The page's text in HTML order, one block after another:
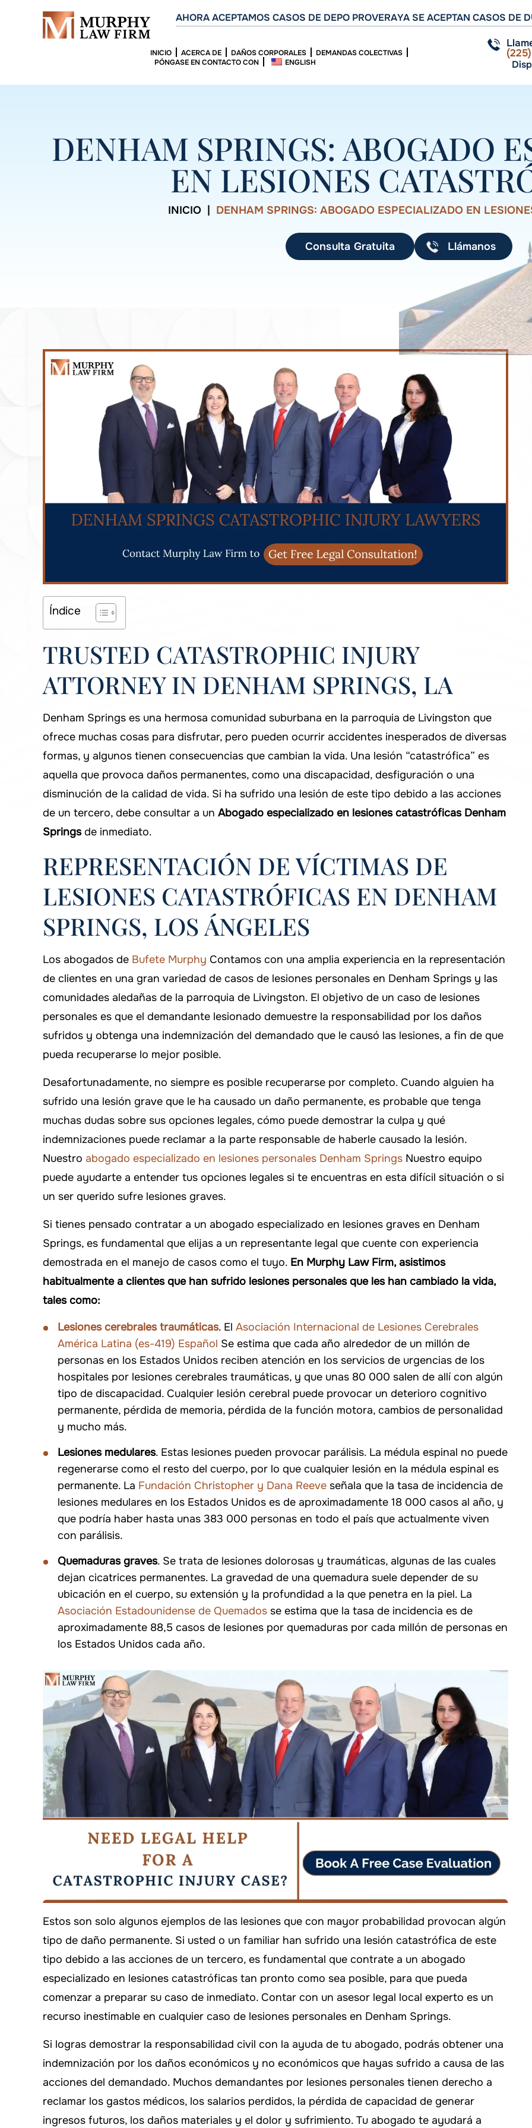
AHORA ACEPTAMOS CASOS DE DEPO PROVERAYA SE ACEPTAN CASOS DE
INICIO ACERCA DE DAÑOS CORPORALES
DEMANDAS COLECTIVAS
PÓNGASE EN CONTACTO CON
ENGLISH
DENHAM SPRINGS: ABOGADO
EN LESIONES
INICIO DENHAM SPRINGS: ABOGADO ESPECIALIZADO EN
Consulta Gratuita Llámanos
Índice
TRUSTED CATASTROPHIC INJURY
ATTORNEY IN DENHAM SPRINGS, LA
Denham Springs es una hermosa comunidad suburbana en la parroquia de Livingston que
ofrece muchas cosas para disfrutar, pero pueden ocurrir accidentes inesperados de diversas
formas, y algunos tienen consecuencias que cambian la vida. Una lesión “catastrófica” es
aquella que provoca daños permanentes, como una discapacidad, desfiguración o una
disminución de la calidad de vida. Si ha sufrido una lesión de este tipo debido a las acciones
de un tercero, debe consultar a un Abogado especializado en lesiones catastróficas Denham
Springsde inmediato.
REPRESENTACIÓN DE VÍCTIMAS DE
LESIONES CATASTRÓFICAS EN DENHAM
SPRINGS, LOS ÁNGELES
Los abogados de Bufete Murphy Contamos con una amplia experiencia en la representación
de clientes en una gran variedad de casos de lesiones personales en Denham Springs y las
comunidades aledañas de la parroquia de Livingston. El objetivo de un caso de lesiones
personales es que el demandante lesionado demuestre la responsabilidad por los daños
sufridos y obtenga una indemnización del demandado que le causó las lesiones, a fin de que
pueda recuperarse lo mejor posible.
Desafortunadamente, no siempre es posible recuperarse por completo. Cuando alguien ha
sufrido una lesión grave que le ha causado un daño permanente, es probable que tenga
muchas dudas sobre sus opciones legales, cómo puede demostrar la culpa y qué
indemnizaciones puede reclamar a la parte responsable de haberle causado la lesión.
Nuestro abogado especializado en lesiones personales Denham Springs Nuestro equipo
puede ayudarte a entender tus opciones legales si te encuentras en esta difícil situación o si
un ser querido sufre lesiones graves.
Si tienes pensado contratar a un abogado especializado en lesiones graves en Denham
Springs, es fundamental que elijas a un representante legal que cuente con experiencia
demostrada en el manejo de casos como el tuyo. En Murphy Law Firm, asistimos
habitualmente a clientes que han sufrido lesiones personales que les han cambiado la vida,
tales como:
Lesiones cerebrales traumáticas. El Asociación Internacional de Lesiones Cerebrales
América Latina (es-419) Español Se estima que cada año alrededor de un millón de
personas en los Estados Unidos reciben atención en los servicios de urgencias de los
hospitales por lesiones cerebrales traumáticas, y que unas 80 000 salen de allí con algún
tipo de discapacidad. Cualquier lesión cerebral puede provocar un deterioro cognitivo
permanente, pérdida de memoria, pérdida de la función motora, cambios de personalidad
y mucho más.
Lesiones medulares. Estas lesiones pueden provocar parálisis. La médula espinal no puede
regenerarse como el resto del cuerpo, por lo que cualquier lesión en la médula espinal es
permanente. La Fundación Christopher y Dana Reeve señala que la tasa de incidencia de
lesiones medulares en los Estados Unidos es de aproximadamente 18 000 casos al año, y
que podría haber hasta unas 383 000 personas en todo el país que actualmente viven
con parálisis.
Quemaduras graves. Se trata de lesiones dolorosas y traumáticas, algunas de las cuales
dejan cicatrices permanentes. La gravedad de una quemadura suele depender de su
ubicación en el cuerpo, su extensión y la profundidad a la que penetra en la piel. La
Asociación Estadounidense de Quemados se estima que la tasa de incidencia es de
aproximadamente 88,5 casos de lesiones por quemaduras por cada millón de personas en
los Estados Unidos cada año.
Estos son solo algunos ejemplos de las lesiones que con mayor probabilidad provocan algún
tipo de daño permanente. Si usted o un familiar han sufrido una lesión catastrófica de este
tipo debido a las acciones de un tercero, es fundamental que contrate a un abogado
especializado en lesiones catastróficas tan pronto como sea posible, para que pueda
comenzar a preparar su caso de inmediato. Contar con un asesor legal local experto es un
recurso inestimable en cualquier caso de lesiones personales en Denham Springs.
Si logras demostrar la responsabilidad civil con la ayuda de tu abogado, podrás obtener una
indemnización por los daños económicos y no económicos que hayas sufrido a causa de las
acciones del demandado. Muchos demandantes por lesiones personales tienen derecho a
reclamar los gastos médicos, los salarios perdidos, la pérdida de capacidad de generar
ingresos futuros, los daños materiales y el dolor y sufrimiento. Tu abogado te ayudará a
siempre está ahí cuando lo
necesitas!
WHATLEY
Estoy orgulloso de haber elegido a
Murphy Law Firm para manejar mi
caso.
-ARTHUR DAVIS
Si alguna vez necesitas ayuda,
aseguraré de llamar al bufete
Murphy!
-FALLON CARTER
$500,000
civil
$550,000
Responsabilidad civil
1 TP 12 T 1 MILLÓN
Camiones accidentados